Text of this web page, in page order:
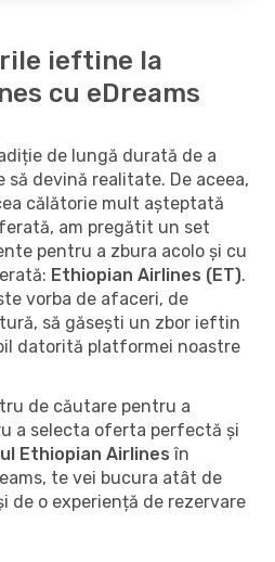
ieftine la
cu eDreams
de lungă durată de a
devină realitate. De aceea,
călătorie mult așteptată
am pregătit un set
pentru a zbura acolo și cu
Ethiopian Airlines (ET).
vorba de afaceri, de
să găsești un zbor ieftin
datorită platformei noastre
de căutare pentru a
a selecta oferta perfectă și
Ethiopian Airlines în
te vei bucura atât de
de o experiență de rezervare